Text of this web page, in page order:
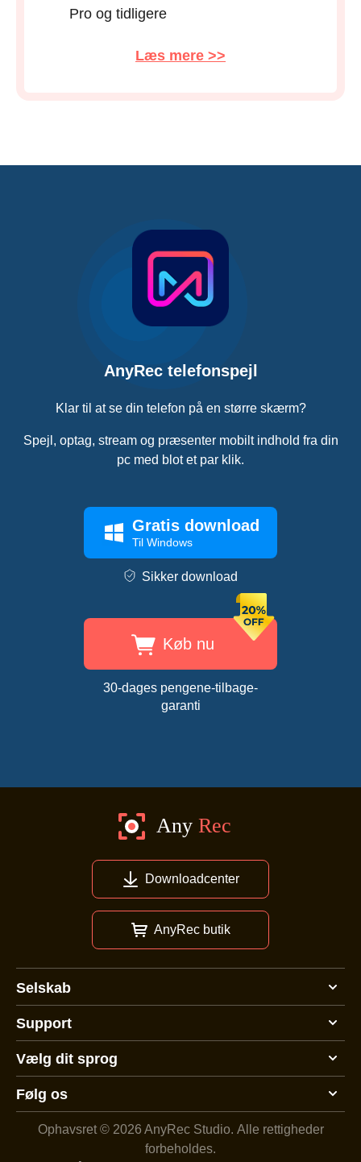
Pro og tidligere
Læs mere >>
AnyRec telefonspejl
Klar til at se din telefon på en større skærm?
Spejl, optag, stream og præsenter mobilt indhold fra din
pc med blot et par klik.
Gratis download
Til Windows
Sikker download
Køb nu
30-dages pengene-tilbage-
garanti
Downloadcenter
AnyRec butik
Selskab
Support
Vælg dit sprog
Følg os
Ophavsret © 2026 AnyRec Studio. Alle rettigheder
forbeholdes.